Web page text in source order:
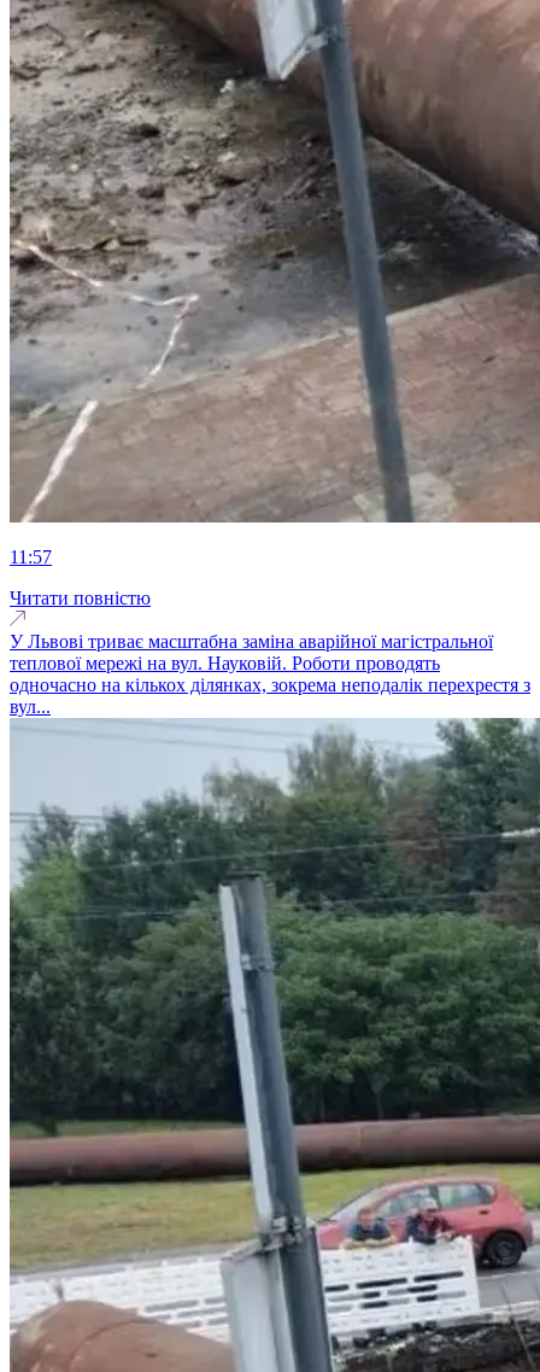
11:57
Читати повністю
У Львові триває масштабна заміна аварійної магістральної
теплової мережі на вул. Науковій. Роботи проводять
одночасно на кількох ділянках, зокрема неподалік перехрестя з
вул...